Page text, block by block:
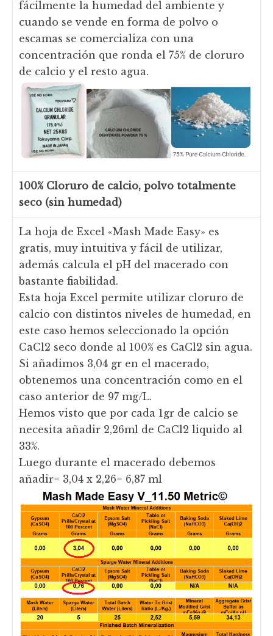
fácilmente la humedad del ambiente y
cuando se vende en forma de polvo o
escamas se comercializa con una
concentración que ronda el 75% de cloruro
de calcio y el resto agua.
100% Cloruro de calcio, polvo totalmente
seco (sin humedad)
La hoja de Excel «Mash Made Easy» es
gratis, muy intuitiva y fácil de utilizar,
además calcula el pH del macerado con
bastante fiabilidad.
Esta hoja Excel permite utilizar cloruro de
calcio con distintos niveles de humedad, en
este caso hemos seleccionado la opción
CaCl2 seco donde al 100% es CaCl2 sin agua.
Si añadimos 3,04 gr en el macerado,
obtenemos una concentración como en el
caso anterior de 97 mg/L.
Hemos visto que por cada 1gr de calcio se
necesita añadir 2,26ml de CaCl2 liquido al
33%.
Luego durante el macerado debemos
añadir= 3,04 x 2,26= 6,87 ml